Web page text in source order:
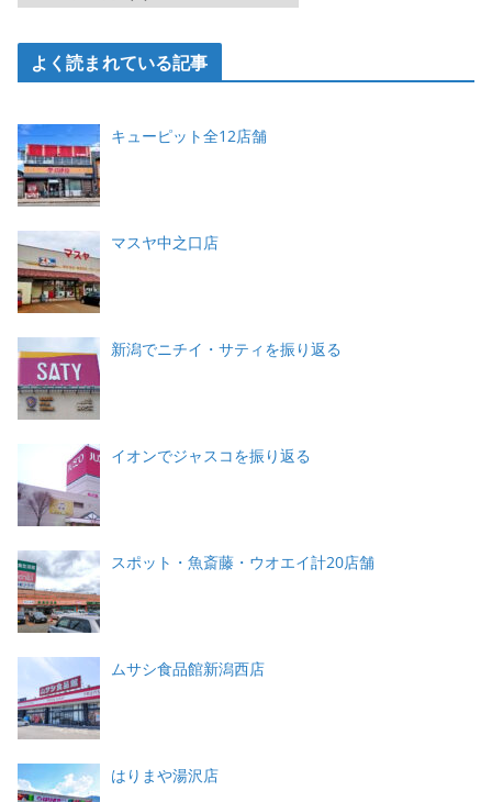
ー
カ
よく読まれている記事
キューピット全12店舗
マスヤ中之口店
新潟でニチイ・サティを振り返る
イオンでジャスコを振り返る
スポット・魚斎藤・ウオエイ計20店舗
ムサシ食品館新潟西店
はりまや湯沢店